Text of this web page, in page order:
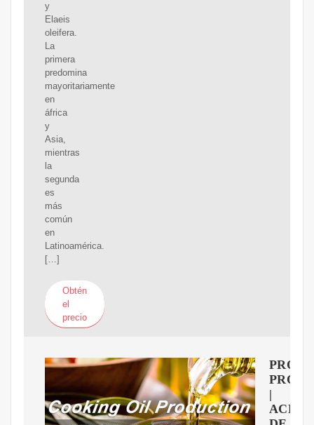
y
Elaeis
oleifera.
La
primera
predomina
mayoritariamente
en
áfrica
y
Asia,
mientras
la
segunda
es
más
común
en
Latinoamérica.
[…]
Obtén
el
precio
|